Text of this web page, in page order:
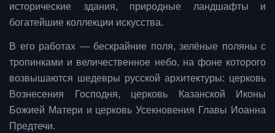
исторические здания, природные ландшафты и
богатейшие коллекции искусства.
В его работах — бескрайние поля, зелёные поляны с
тропинками и величественное небо, на фоне которого
возвышаются шедевры русской архитектуры: церковь
Вознесения Господня, церковь Казанской Иконы
Божией Матери и церковь Усекновения Главы Иоанна
Предтечи.